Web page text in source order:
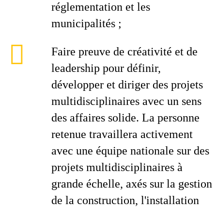
réglementation et les
municipalités ;
Faire preuve de créativité et de
leadership pour définir,
développer et diriger des projets
multidisciplinaires avec un sens
des affaires solide. La personne
retenue travaillera activement
avec une équipe nationale sur des
projets multidisciplinaires à
grande échelle, axés sur la gestion
de la construction, l'installation